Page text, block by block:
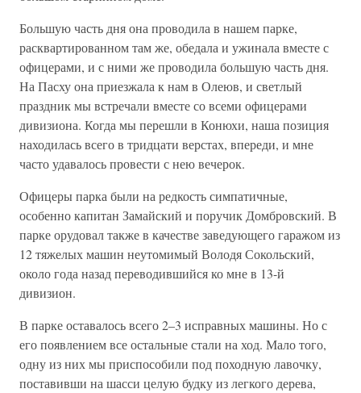
Большую часть дня она проводила в нашем парке,
расквартированном там же, обедала и ужинала вместе с
офицерами, и с ними же проводила большую часть дня.
На Пасху она приезжала к нам в Олеюв, и светлый
праздник мы встречали вместе со всеми офицерами
дивизиона. Когда мы перешли в Конюхи, наша позиция
находилась всего в тридцати верстах, впереди, и мне
часто удавалось провести с нею вечерок.
Офицеры парка были на редкость симпатичные,
особенно капитан Замайский и поручик Домбровский. В
парке орудовал также в качестве заведующего гаражом из
12 тяжелых машин неутомимый Володя Сокольский,
около года назад переводившийся ко мне в 13-й
дивизион.
В парке оставалось всего 2–3 исправных машины. Но с
его появлением все остальные стали на ход. Мало того,
одну из них мы приспособили под походную лавочку,
поставивши на шасси целую будку из легкого дерева,